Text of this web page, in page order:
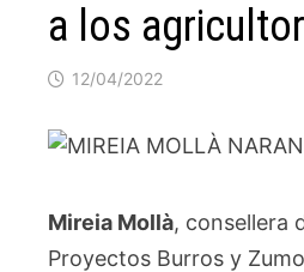
a los
12/04/2022
Mireia Mollà, consellera
Proyectos Burros y